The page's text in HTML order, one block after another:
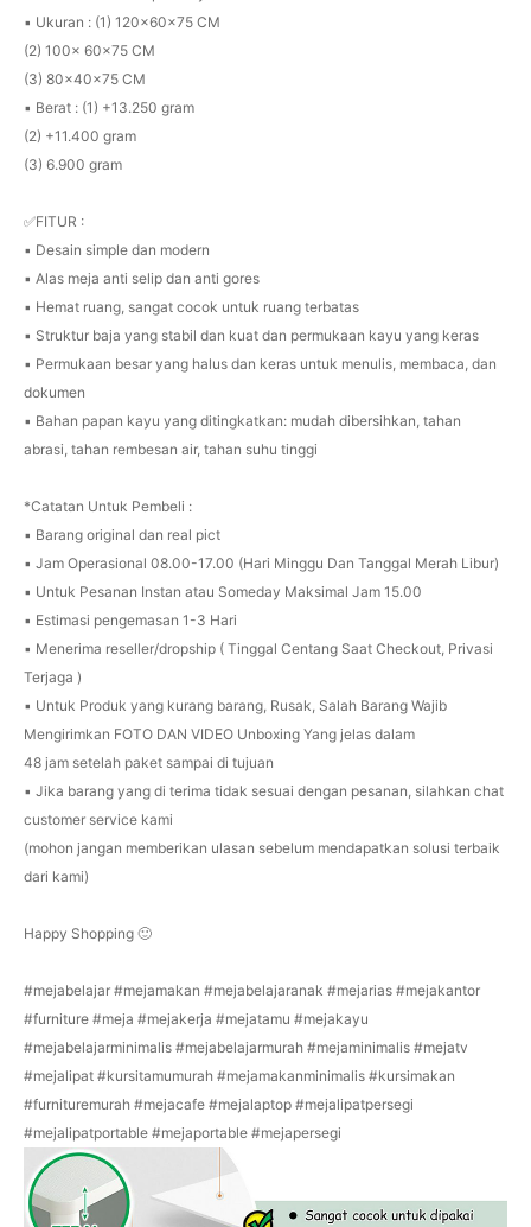
▪️ Ukuran : (1) 120×60×75 CM
(2) 100× 60×75 CM
(3) 80×40×75 CM
▪️ Berat : (1) +13.250 gram
(2) +11.400 gram
(3) 6.900 gram
✅FITUR :
▪️ Desain simple dan modern
▪️ Alas meja anti selip dan anti gores
▪️ Hemat ruang, sangat cocok untuk ruang terbatas
▪️ Struktur baja yang stabil dan kuat dan permukaan kayu yang keras
▪️ Permukaan besar yang halus dan keras untuk menulis, membaca, dan
dokumen
▪️ Bahan papan kayu yang ditingkatkan: mudah dibersihkan, tahan
abrasi, tahan rembesan air, tahan suhu tinggi
*Catatan Untuk Pembeli :
▪️ Barang original dan real pict
▪️ Jam Operasional 08.00-17.00 (Hari Minggu Dan Tanggal Merah Libur)
▪️ Untuk Pesanan Instan atau Someday Maksimal Jam 15.00
▪️ Estimasi pengemasan 1-3 Hari
▪️ Menerima reseller/dropship ( Tinggal Centang Saat Checkout, Privasi
Terjaga )
▪️ Untuk Produk yang kurang barang, Rusak, Salah Barang Wajib
Mengirimkan FOTO DAN VIDEO Unboxing Yang jelas dalam
48 jam setelah paket sampai di tujuan
▪️ Jika barang yang di terima tidak sesuai dengan pesanan, silahkan chat
customer service kami
(mohon jangan memberikan ulasan sebelum mendapatkan solusi terbaik
dari kami)
Happy Shopping 🙂
#mejabelajar #mejamakan #mejabelajaranak #mejarias #mejakantor
#furniture #meja #mejakerja #mejatamu #mejakayu
#mejabelajarminimalis #mejabelajarmurah #mejaminimalis #mejatv
#mejalipat #kursitamumurah #mejamakanminimalis #kursimakan
#furnituremurah #mejacafe #mejalaptop #mejalipatpersegi
#mejalipatportable #mejaportable #mejapersegi